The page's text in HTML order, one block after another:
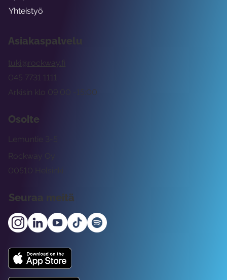
Asiakaspalvelu
tuki@rockway.fi
Arkisin klo 09:00 -15:00
045 7731 1111
Osoite
Rockway Oy
Lemuntie 3-5
00510 Helsinki
Seuraa meitä
Yhteistyö